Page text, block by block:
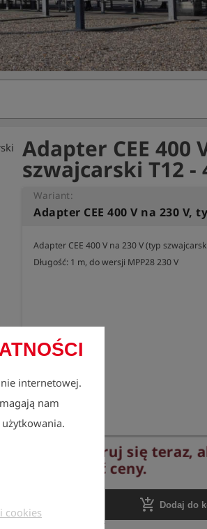
internetowej.
nam
cookies
Adapter CEE 400
szwajcarski T12 -
Wariant:
Adapter CEE 400 V na 230 V (typ
Długość: 1 m, do wersji MPP28 230 V
Zarejestruj się teraz,
zobaczyć ceny.
1 add_shopping_cart Dodaj do